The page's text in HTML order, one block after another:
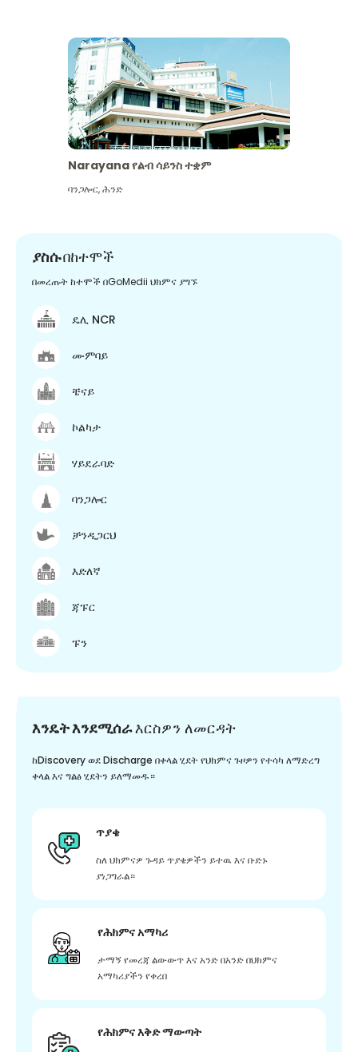
Narayana የልብ ሳይንስ ተቋም
ባንጋሎር,ሕንድ
ያስሱበከተሞች
በመረጡት ከተሞች በGoMedii ህክምና ያግኙ
ዴሊ NCR
ሙምባይ
ቼናይ
ኮልካታ
ሃይደራባድ
ባንጋሎር
ቻንዲጋርህ
እድለኛ
ጃፑር
ፑን
እንዴት እንደሚሰራእርስዎን ለመርዳት
ከDiscovery ወደ Discharge በቀላል ሂደት የህክምና ጉዞዎን የተሳካ ለማድረግ
ቀላል እና ግልፅ ሂደትን ይለማመዱ።
ጥያቄ
ስለ ህክምናዎ ጉዳይ ጥያቄዎችን ይተዉ እና ቡድኑ
ያነጋግራል።
የሕክምና አማካሪ
ታማኝ የመረጃ ልውውጥ እና አንድ በአንድ በህክምና
አማካሪያችን የቀረበ
የሕክምና እቅድ ማውጣት